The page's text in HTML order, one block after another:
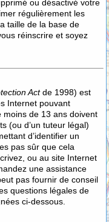
ou désactivé votre
régulièrement les
taille de la base de
réinscrire et soyez
Actde 1998) est
Internet pouvant
moins de 13 ans doivent
(ou d’un tuteur légal)
d’identifier un
pas sûr que cela
ou au site Internet
une assistance
pas fournir de conseil
questions légales de
ci-dessous.